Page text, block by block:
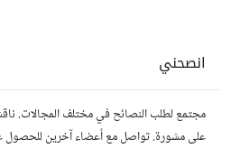
انصحني
مجتمع لطلب النصائح في مختلف المجالات.
على مشورة. تواصل مع أعضاء آخرين للحصول